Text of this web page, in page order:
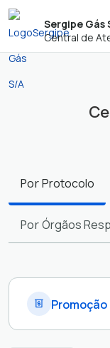
Sergipe Gás
Central de
PorProtocolo
PorÓrgãos
Promoção